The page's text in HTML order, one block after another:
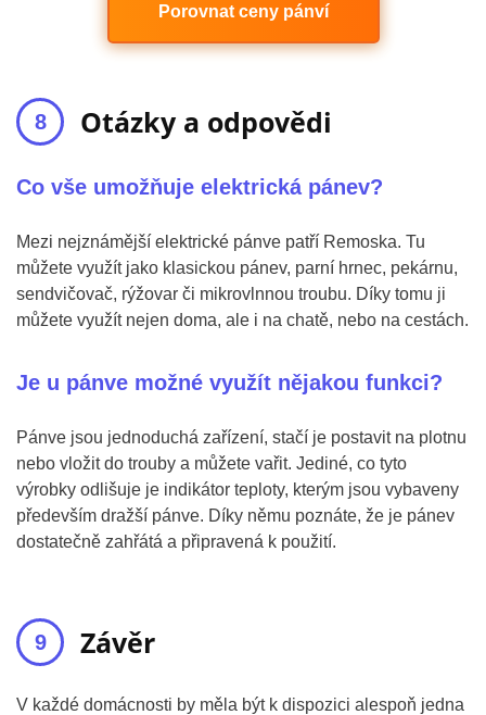
Porovnat ceny pánví
Otázky a odpovědi
Co vše umožňuje elektrická pánev?
Mezi nejznámější elektrické pánve patří Remoska. Tu
můžete využít jako klasickou pánev, parní hrnec, pekárnu,
sendvičovač, rýžovar či mikrovlnnou troubu. Díky tomu ji
můžete využít nejen doma, ale i na chatě, nebo na cestách.
Je u pánve možné využít nějakou funkci?
Pánve jsou jednoduchá zařízení, stačí je postavit na plotnu
nebo vložit do trouby a můžete vařit. Jediné, co tyto
výrobky odlišuje je indikátor teploty, kterým jsou vybaveny
především dražší pánve. Díky němu poznáte, že je pánev
dostatečně zahřátá a připravená k použití.
Závěr
V každé domácnosti by měla být k dispozici alespoň jedna